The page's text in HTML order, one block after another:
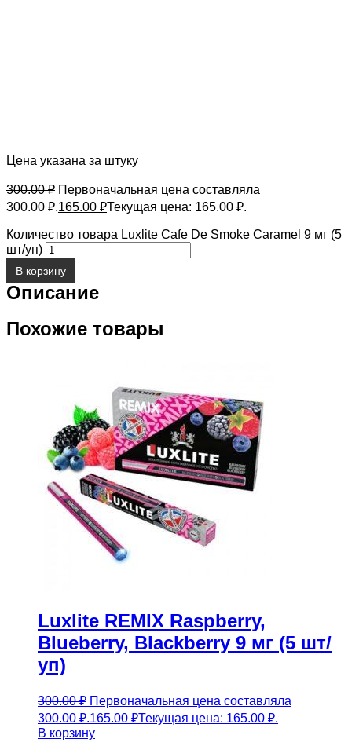
Цена указана за штуку
300.00₽ Первоначальная цена составляла
300.00 ₽.165.00 ₽Текущая цена: 165.00 ₽.
Количество товара Luxlite Cafe De Smoke Caramel 9 мг (5
шт/уп)
В корзину
Описание
Похожие товары
Luxlite REMIX Raspberry,
Blueberry, Blackberry 9 мг (5 шт/
уп)
300.00₽ Первоначальная цена составляла
300.00 ₽.165.00 ₽Текущая цена: 165.00 ₽.
В корзину